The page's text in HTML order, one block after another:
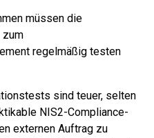
müssen die
zum
regelmäßig testen
sind teuer, selten
NIS2-Compliance-
externen Auftrag zu